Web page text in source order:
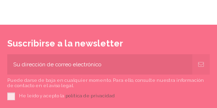
Suscribirse a la newsletter
Puede darse de baja en cualquier momento. Para ello, consulte nuestra información
de contacto en el aviso legal.
He leído y acepto la política de privacidad